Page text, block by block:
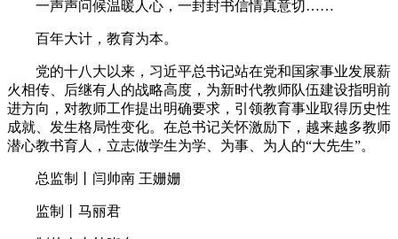
一声声问候温暖人心，一封封书信情真意切……
百年大计，教育为本。
党的十八大以来，习近平总书记站在党和国家事业发展薪
火相传、后继有人的战略高度，为新时代教师队伍建设指明前
进方向，对教师工作提出明确要求，引领教育事业取得历史性
成就、发生格局性变化。在总书记关怀激励下，越来越多教师
潜心教书育人，立志做学生为学、为事、为人的“大先生”。
总监制丨闫帅南 王姗姗
监制丨马丽君